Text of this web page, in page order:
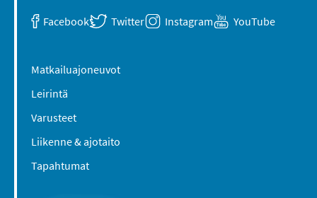
Facebook Twitter Instagram YouTube
Matkailuajoneuvot
Leirintä
Varusteet
Liikenne & ajotaito
Tapahtumat